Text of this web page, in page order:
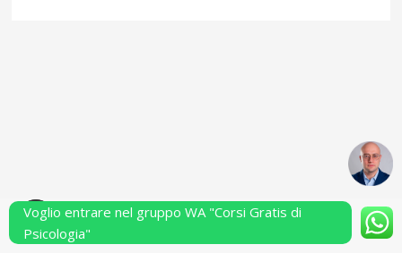
Powered by Performarsi S.a.s.
Voglio entrare nel gruppo WA "Corsi Gratis di
Psicologia"